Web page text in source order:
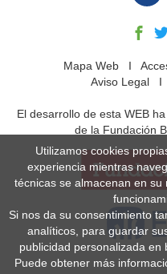
Mapa WebI
Aviso Legal I
El desarrollo de esta WEB
de la Fundación
Utilizamos cookies
experiencia mientras
técnicas se almacenan en
Si nos da su consentimiento
analíticos, para guardar
publicidad personalizada en
Puede obtener más